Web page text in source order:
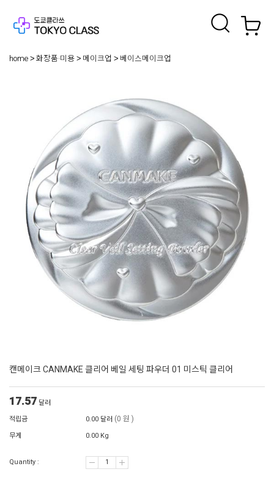
home 화장품·미용 메이크업 베이스메이크업
캔메이크 CANMAKE 클리어 베일 세팅 파우더 01 미스틱 클리어
17.57 달러
적립금
0.00 달러 (0 원 )
무게 0.00 Kg
Quantity :